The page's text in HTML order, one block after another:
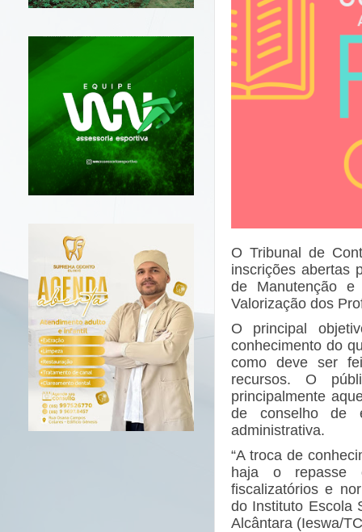
O Tribunal de
inscrições abertas
de Manutenção
Valorização dos
O principal
conhecimento do
como deve ser
recursos. O
principalmente
de conselho de
administrativa.
“A troca de
haja o repasse
fiscalizatórios e
do Instituto Escola
Alcântara (Ieswa/